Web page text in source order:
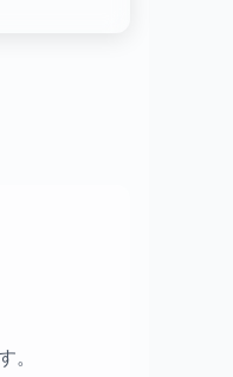
。